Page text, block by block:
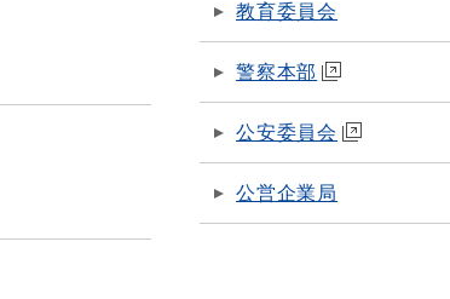
教育委員会
警察本部
公安委員会
公営企業局